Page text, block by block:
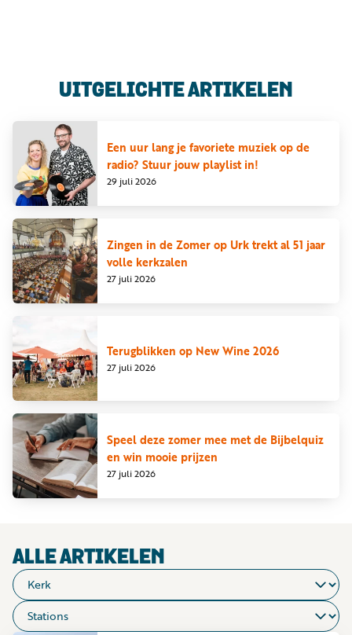
UITGELICHTE ARTIKELEN
29 juli 2026
Een uur lang je favoriete muziek op de
radio? Stuur jouw playlist in!
27 juli 2026
Zingen in de Zomer op Urk trekt al 51 jaar
volle kerkzalen
27 juli 2026
Terugblikken op New Wine 2026
27 juli 2026
Speel deze zomer mee met de Bijbelquiz
en win mooie prijzen
ALLE ARTIKELEN
Podcasts
Muziek
Artikelen
Kanalen
Steun
onze
missie
Info
Word
nu
vriend
Businessclub
Adverteren
Winkel
Privacy
reglement
Algemene
voorwaarden